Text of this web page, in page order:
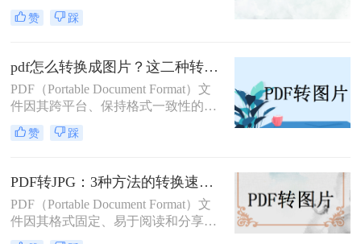
便于在网页上分享、在演示中插入或
简单地打印出来。那么电脑怎么把pdf
同的方法，帮助你在电脑上轻松完成
PDF到JPG的转换。
赞 踩
pdf怎么转换成图片？这二种转换方法较为实用！
PDF（Portable Document Format）文
件因其跨平台、保持格式一致性的特
性而被广泛使用。然而，在某些情况
下，我们可能希望将PDF内容转换为
印。那么pdf怎么转换成图片呢？本文
将介绍两种将PDF转换成图片的方
法。
赞 踩
PDF转JPG：3种方法的转换速度、清晰度和文件体积对比！
PDF（Portable Document Format）文
件因其格式固定、易于阅读和分享而
广受欢迎。然而，在某些情况下，我